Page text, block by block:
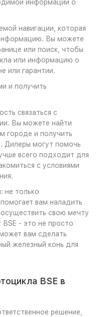
информации о
навигации, которая
Вы можете
или поиск, чтобы
или информацию о
или гарантии.
и получить
связаться с
Вы можете найти
городе и получить
Дилеры могут помочь
всего подходит для
с условиями
не только
вам наладить
свою мечту
- это не просто
вам сделать
железный конь для
BSE в
решение,